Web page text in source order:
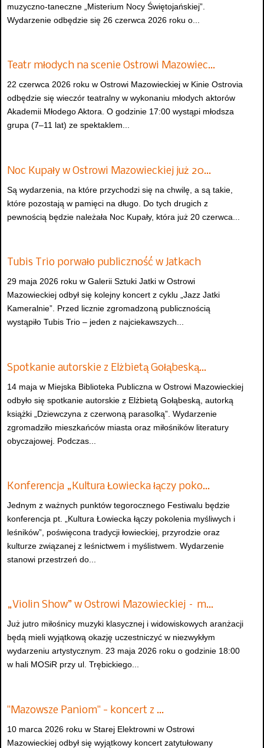
muzyczno-taneczne „Misterium Nocy Świętojańskiej”.
Wydarzenie odbędzie się 26 czerwca 2026 roku o...
Teatr młodych na scenie Ostrowi Mazowiec…
22 czerwca 2026 roku w Ostrowi Mazowieckiej w Kinie Ostrovia
odbędzie się wieczór teatralny w wykonaniu młodych aktorów
Akademii Młodego Aktora. O godzinie 17:00 wystąpi młodsza
grupa (7–11 lat) ze spektaklem...
Noc Kupały w Ostrowi Mazowieckiej już 20…
Są wydarzenia, na które przychodzi się na chwilę, a są takie,
które pozostają w pamięci na długo. Do tych drugich z
pewnością będzie należała Noc Kupały, która już 20 czerwca...
Tubis Trio porwało publiczność w Jatkach
29 maja 2026 roku w Galerii Sztuki Jatki w Ostrowi
Mazowieckiej odbył się kolejny koncert z cyklu „Jazz Jatki
Kameralnie”. Przed licznie zgromadzoną publicznością
wystąpiło Tubis Trio – jeden z najciekawszych...
Spotkanie autorskie z Elżbietą Gołąbeską…
14 maja w Miejska Biblioteka Publiczna w Ostrowi Mazowieckiej
odbyło się spotkanie autorskie z Elżbietą Gołąbeską, autorką
książki „Dziewczyna z czerwoną parasolką”. Wydarzenie
zgromadziło mieszkańców miasta oraz miłośników literatury
obyczajowej. Podczas...
Konferencja „Kultura Łowiecka łączy poko…
Jednym z ważnych punktów tegorocznego Festiwalu będzie
konferencja pt. „Kultura Łowiecka łączy pokolenia myśliwych i
leśników”, poświęcona tradycji łowieckiej, przyrodzie oraz
kulturze związanej z leśnictwem i myślistwem. Wydarzenie
stanowi przestrzeń do...
„Violin Show” w Ostrowi Mazowieckiej – m…
Już jutro miłośnicy muzyki klasycznej i widowiskowych aranżacji
będą mieli wyjątkową okazję uczestniczyć w niezwykłym
wydarzeniu artystycznym. 23 maja 2026 roku o godzinie 18:00
w hali MOSiR przy ul. Trębickiego...
"Mazowsze Paniom" - koncert z …
10 marca 2026 roku w Starej Elektrowni w Ostrowi
Mazowieckiej odbył się wyjątkowy koncert zatytułowany